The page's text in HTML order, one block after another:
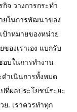
จ วางการกระทำ
ยในการพัฒนาของ
ป้าหมายของหน่วย
ของเราเอง แบกรับ
อบในการทำงาน
ดำเนินการทั้งหมด
ที่ผลประโยชน์ระยะ
ย. เราควรทำทุก